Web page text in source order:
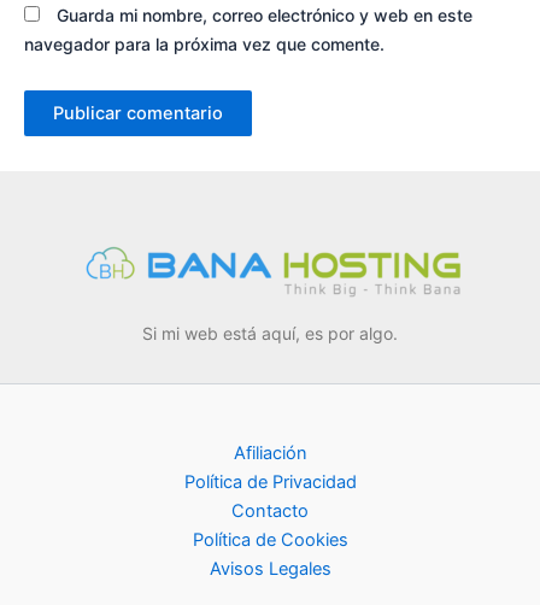
Guarda mi nombre, correo electrónico y web en este
navegador para la próxima vez que comente.
Si mi web está aquí, es por algo.
Afiliación
Política de Privacidad
Contacto
Política de Cookies
Avisos Legales